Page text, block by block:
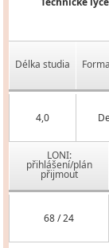
Délka studia
4,0
LONI:
přihlášení/plán
přijmout
68 / 24